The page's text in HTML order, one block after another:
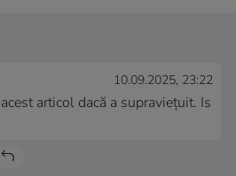
10.09.2025, 23:22
articol dacă a supraviețuit. Is